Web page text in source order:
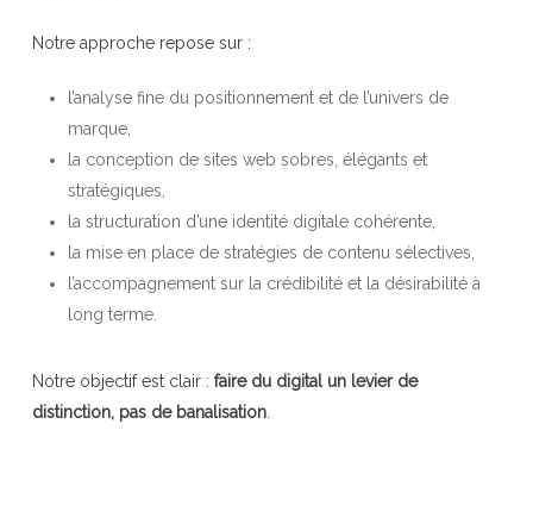
Notre approche repose sur :
l’analyse fine du positionnement et de l’univers de
marque,
la conception de sites web sobres, élégants et
stratégiques,
la structuration d’une identité digitale cohérente,
la mise en place de stratégies de contenu sélectives,
l’accompagnement sur la crédibilité et la désirabilité à
long terme.
Notre objectif est clair : faire du digital un levier de
distinction, pas de banalisation.